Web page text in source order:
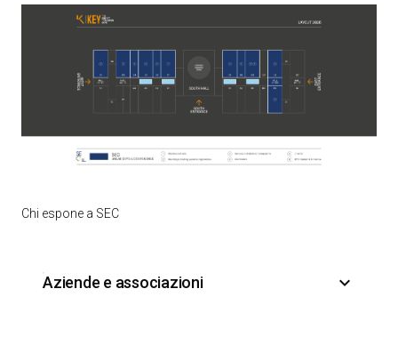
Chi espone a SEC
Aziende e associazioni keyboard_arrow_down